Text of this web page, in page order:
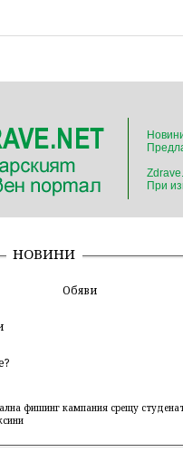
При
НОВИНИ
Обяви
фишинг кампания срещу